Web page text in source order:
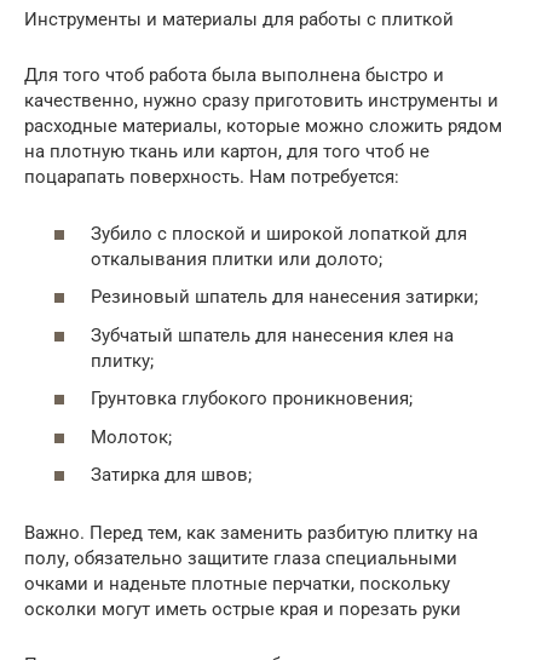
Инструменты и материалы для работы с плиткой
Для того чтоб работа была выполнена быстро и
качественно, нужно сразу приготовить инструменты и
расходные материалы, которые можно сложить рядом
на плотную ткань или картон, для того чтоб не
поцарапать поверхность. Нам потребуется:
Зубило с плоской и широкой лопаткой для
откалывания плитки или долото;
Резиновый шпатель для нанесения затирки;
Зубчатый шпатель для нанесения клея на
плитку;
Грунтовка глубокого проникновения;
Молоток;
Затирка для швов;
Важно. Перед тем, как заменить разбитую плитку на
полу, обязательно защитите глаза специальными
очками и наденьте плотные перчатки, поскольку
осколки могут иметь острые края и порезать руки